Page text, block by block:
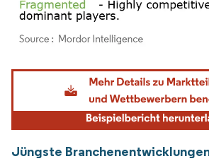
Bild © Mordor Intelligence. Wiederverwendung
Jüngste